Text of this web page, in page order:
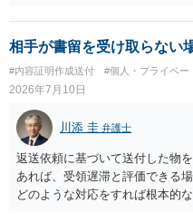
夜間の送達を上申するのが基本
かすには早すぎるので執行官送
せん。裁判所としては（あまり
い可能性もありますし、執行官
は裁判所へ相談した方がよいと思
相手が書留を受け取らない
#内容証明作成送付 #個人・プライベー
2026年7月10日
川添 圭 弁護士
返送依頼に基づいて送付した物
あれば、受領遅滞と評価できる
どのような対応をすれば根本的